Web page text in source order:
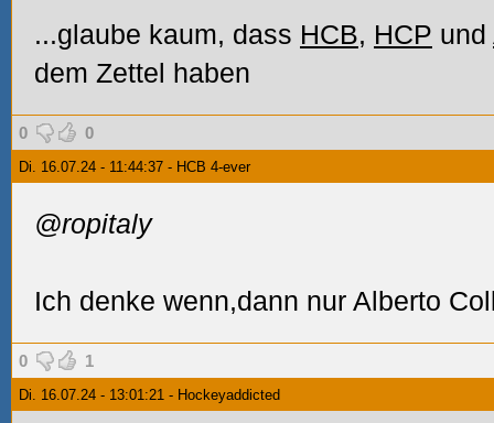
...glaube kaum, dass HCB, HCP und
dem Zettel haben
0 0
Di. 16.07.24 - 11:44:37 - HCB 4-ever
@ropitaly
Ich denke wenn,dann nur Alberto
0 1
Di. 16.07.24 - 13:01:21 - Hockeyaddicted